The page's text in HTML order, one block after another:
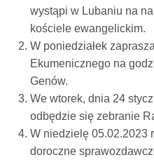
wystąpi w Lubaniu na
kościele ewangelickim.
W poniedziałek
Ekumenicznego na
Genów.
We wtorek, dnia 24
odbędzie się zebranie
W niedzielę 05.02.2023
doroczne